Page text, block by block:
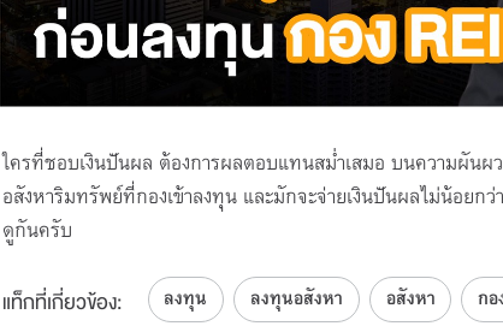
ใครที่ชอบเงินปันผล ต้องการผลตอบแทนสม่ำเสมอ บนความผันผว
อสังหาริมทรัพย์ที่กองเข้าลงทุน และมักจะจ่ายเงินปันผลไม่น้อยก
ดูกันครับ
แท็กที่เกี่ยวข้อง: ลงทุน ลงทุนอสังหา อสังหา กอ